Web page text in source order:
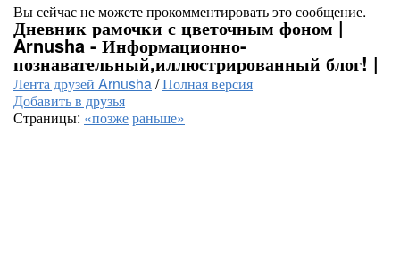
Вы сейчас не можете прокомментировать это сообщение.
Дневник рамочки с цветочным фоном |
Arnusha - Информационно-
познавательный,иллюстрированный блог! |
Лента друзей Arnusha/Полная версия
Добавить в друзья
Страницы: «позжераньше»